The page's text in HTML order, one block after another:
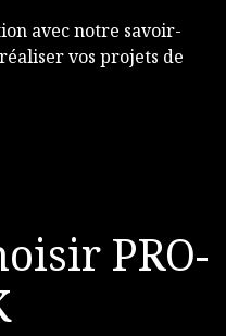
avec notre savoir-
vos projets de
PRO-